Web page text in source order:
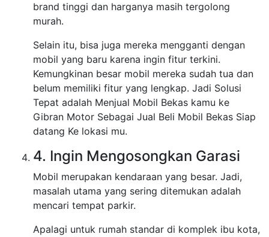
brand tinggi dan harganya masih tergolong
murah.
Selain itu, bisa juga mereka mengganti dengan
mobil yang baru karena ingin fitur terkini.
Kemungkinan besar mobil mereka sudah tua dan
belum memiliki fitur yang lengkap. Jadi Solusi
Tepat adalah Menjual Mobil Bekas kamu ke
Gibran Motor Sebagai Jual Beli Mobil Bekas Siap
datang Ke lokasi mu.
4. Ingin Mengosongkan Garasi
Mobil merupakan kendaraan yang besar. Jadi,
masalah utama yang sering ditemukan adalah
mencari tempat parkir.
Apalagi untuk rumah standar di komplek ibu kota,